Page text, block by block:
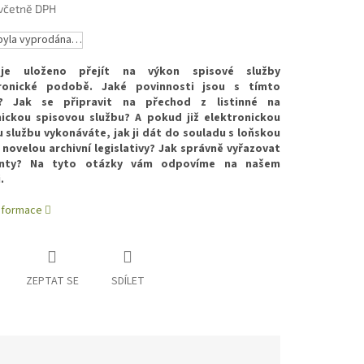
DPH
vyprodána…
je uloženo přejít na výkon spisové služby
podobě. Jaké povinnosti jsou s tímto
Jak se připravit na přechod z listinné na
spisovou službu? A pokud již elektronickou
službu vykonáváte, jak ji dát do souladu s loňskou
archivní legislativy? Jak správně vyřazovat
Na tyto otázky vám odpovíme na našem
ZEPTAT SE SDÍLET